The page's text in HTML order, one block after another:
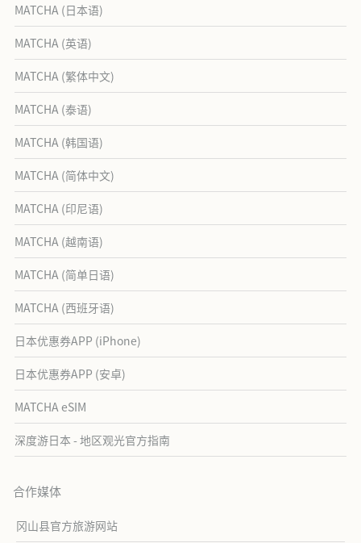
MATCHA (日本语)
MATCHA (英语)
MATCHA (繁体中文)
MATCHA (泰语)
MATCHA (韩国语)
MATCHA (简体中文)
MATCHA (印尼语)
MATCHA (越南语)
MATCHA (简单日语)
MATCHA (西班牙语)
日本优惠券APP (iPhone)
日本优惠券APP (安卓)
MATCHA eSIM
深度游日本 - 地区观光官方指南
合作媒体
冈山县官方旅游网站